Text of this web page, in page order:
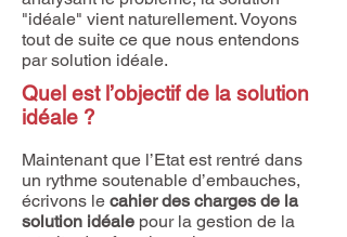
"idéale" vient naturellement. Voyons
tout de suite ce que nous entendons
par solution idéale.
Quel est l’objectif de la solution
idéale ?
Maintenant que l’Etat est rentré dans
un rythme soutenable d’embauches,
écrivons le cahier des charges de la
solution idéale pour la gestion de la